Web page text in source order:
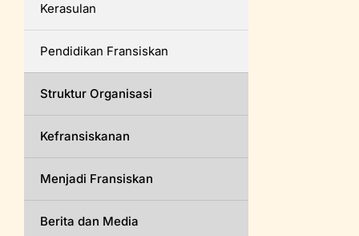
Kerasulan
Pendidikan Fransiskan
Struktur Organisasi
Kefransiskanan
Menjadi Fransiskan
Berita dan Media